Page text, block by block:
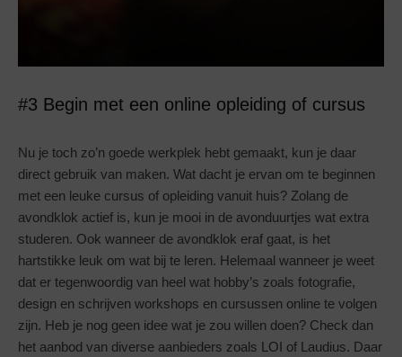
#3 Begin met een online opleiding of cursus
Nu je toch zo’n goede werkplek hebt gemaakt, kun je daar
direct gebruik van maken. Wat dacht je ervan om te beginnen
met een leuke cursus of opleiding vanuit huis? Zolang de
avondklok actief is, kun je mooi in de avonduurtjes wat extra
studeren. Ook wanneer de avondklok eraf gaat, is het
hartstikke leuk om wat bij te leren. Helemaal wanneer je weet
dat er tegenwoordig van heel wat hobby’s zoals fotografie,
design en schrijven workshops en cursussen online te volgen
zijn. Heb je nog geen idee wat je zou willen doen? Check dan
het aanbod van diverse aanbieders zoals LOI of Laudius. Daar